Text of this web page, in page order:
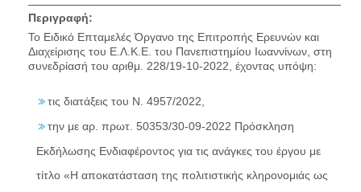
Περιγραφή:
Το Ειδικό Επταμελές Όργανο της Επιτροπής Ερευνών και
Διαχείρισης του Ε.Λ.Κ.Ε. του Πανεπιστημίου Ιωαννίνων, στη
συνεδρίασή του αριθμ. 228/19-10-2022, έχοντας υπόψη:
τις διατάξεις του Ν. 4957/2022,
την με αρ. πρωτ. 50353/30-09-2022 Πρόσκληση
Εκδήλωσης Ενδιαφέροντος για τις ανάγκες του έργου με
τίτλο «Η αποκατάσταση της πολιτιστικής κληρονομιάς ως